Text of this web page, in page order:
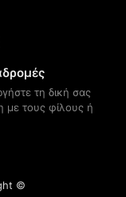
τη δική σας
με τους φίλους ή
©